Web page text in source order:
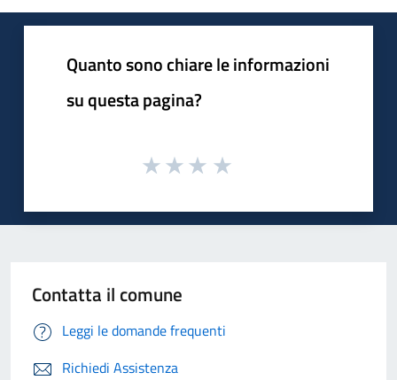
Quanto sono chiare le informazioni
su questa pagina?
Contatta il comune
Leggi le domande frequenti
Richiedi Assistenza